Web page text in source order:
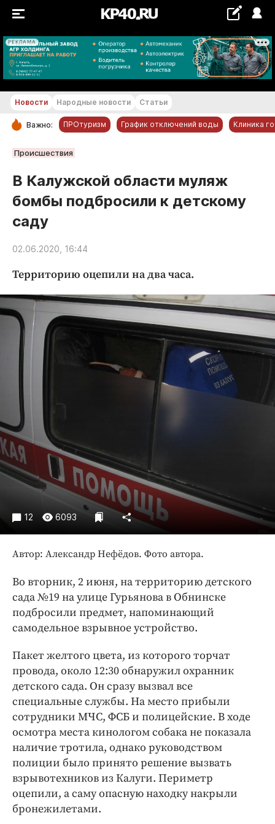
РЕКЛАМА
+19...+20 °С
РУБРИКИ
Новости компаний
Статьи
Народные новости
Авто и транспорт
Криминал
Культура
Недвижимость и ЖКХ
Образование
Общество
Погода
Спорт
Экономика и бизнес
ПРОЕКТЫ
Блоги
Издания
Медиаперсона
Интересное чтиво
Бренд года
Работодатель года
Новости Народные новости Статьи
Важно: ПРОтуризм График отключений воды Клиника
Происшествия
В Калужской области муляж
бомбы подбросили к детскому
саду
02.06.2020, 16:44
Территорию оцепили на два часа.
12 6093
Автор: Александр Нефёдов. Фото автора.
Во вторник, 2 июня, на территорию детского
сада №19 на улице Гурьянова в Обнинске
подбросили предмет, напоминающий
самодельное взрывное устройство.
Пакет желтого цвета, из которого торчат
провода, около 12:30 обнаружил охранник
детского сада. Он сразу вызвал все
специальные службы. На место прибыли
сотрудники МЧС, ФСБ и полицейские. В ходе
осмотра места кинологом собака не показала
наличие тротила, однако руководством
полиции было принято решение вызвать
взрывотехников из Калуги. Периметр
оцепили, а саму опасную находку накрыли
бронежилетами.